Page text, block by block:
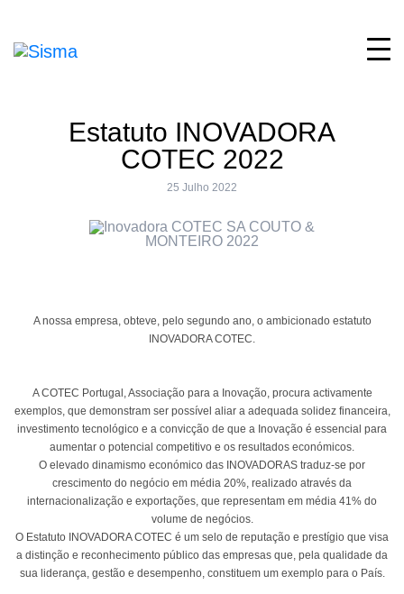
Estatuto INOVADORA
COTEC 2022
25 Julho 2022
A nossa empresa, obteve, pelo segundo ano, o ambicionado estatuto
INOVADORA COTEC.
A COTEC Portugal, Associação para a Inovação, procura activamente
exemplos, que demonstram ser possível aliar a adequada solidez financeira,
investimento tecnológico e a convicção de que a Inovação é essencial para
aumentar o potencial competitivo e os resultados económicos.
O elevado dinamismo económico das INOVADORAS traduz-se por
crescimento do negócio em média 20%, realizado através da
internacionalização e exportações, que representam em média 41% do
volume de negócios.
O Estatuto INOVADORA COTEC é um selo de reputação e prestígio que visa
a distinção e reconhecimento público das empresas que, pela qualidade da
sua liderança, gestão e desempenho, constituem um exemplo para o País.